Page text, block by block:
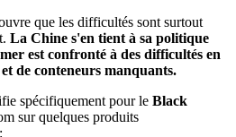
que les difficultés sont surtout
La Chine s'en tient à sa politique
est confronté à des difficultés en
de conteneurs manquants.
spécifiquement pour le Black
sur quelques produits